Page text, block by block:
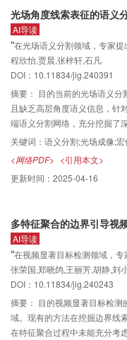
色数据集上进行训练，并在3
表性的5种方法进行了比较，
消除了原始图像中的噪声。在
PSNR）、结构相似性（
相似度（learned perceptual
离（Fréchet inception
结论本文方法能够有效地解决
像去透射任务的准确性和效率
备。
光场角度线索表征的语义
AI导读
“在光场语义分割领域，专家
能，为光场技术在场景理解中
程欣怡,贾晨,张梓轩,石凡
DOI：10.11834/jig.240391
摘要： 目的当前的光场语义
且缺乏高层角度语义信息，针
端语义分割网络，充分挖掘了
探索了空间和角度结构关系以
像素图像构造出发，基于多
（angular feature extractor，
pyramid pooling， ASPP）结
采用ASPP以高效地提取并融
索，减少特征在连续下采样过
Dataset开源数据集上与7种光
验，利用ResNet101作为骨干
交并比（mean intersection
的。结论本文所提模型在提升
加精确地捕捉到图像中细微变
在场景理解中的应用提供了新
关键词： 语义分割;光场成像;
<网络PDF> <引用本文>
更新时间： 2025-04-16
多特征聚合的边界引导视
AI导读
“在视频显著目标检测领域，
了检测出的显著目标边界质量
张荣国,郑晓鸽,王丽芳,胡静,刘
DOI：10.11834/jig.240243
摘要： 目的视频显著目标检测
域。现有的方法在挖掘边界线
在特征聚合过程中未能充分考